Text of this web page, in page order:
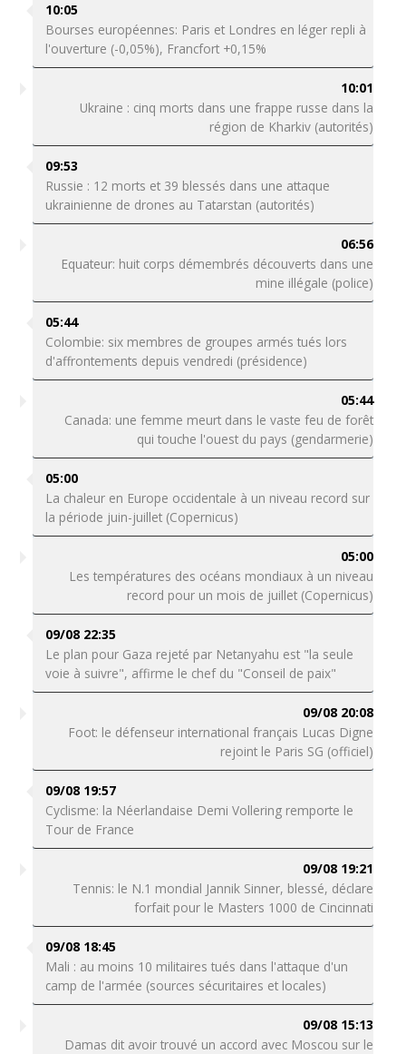
10:05
Bourses européennes: Paris et Londres en léger repli à
l'ouverture (-0,05%), Francfort +0,15%
10:01
Ukraine : cinq morts dans une frappe russe dans la
région de Kharkiv (autorités)
09:53
Russie : 12 morts et 39 blessés dans une attaque
ukrainienne de drones au Tatarstan (autorités)
06:56
Equateur: huit corps démembrés découverts dans une
mine illégale (police)
05:44
Colombie: six membres de groupes armés tués lors
d'affrontements depuis vendredi (présidence)
05:44
Canada: une femme meurt dans le vaste feu de forêt
qui touche l'ouest du pays (gendarmerie)
05:00
La chaleur en Europe occidentale à un niveau record sur
la période juin-juillet (Copernicus)
05:00
Les températures des océans mondiaux à un niveau
record pour un mois de juillet (Copernicus)
09/08 22:35
Le plan pour Gaza rejeté par Netanyahu est "la seule
voie à suivre", affirme le chef du "Conseil de paix"
09/08 20:08
Foot: le défenseur international français Lucas Digne
rejoint le Paris SG (officiel)
09/08 19:57
Cyclisme: la Néerlandaise Demi Vollering remporte le
Tour de France
09/08 19:21
Tennis: le N.1 mondial Jannik Sinner, blessé, déclare
forfait pour le Masters 1000 de Cincinnati
09/08 18:45
Mali : au moins 10 militaires tués dans l'attaque d'un
camp de l'armée (sources sécuritaires et locales)
09/08 15:13
Damas dit avoir trouvé un accord avec Moscou sur le